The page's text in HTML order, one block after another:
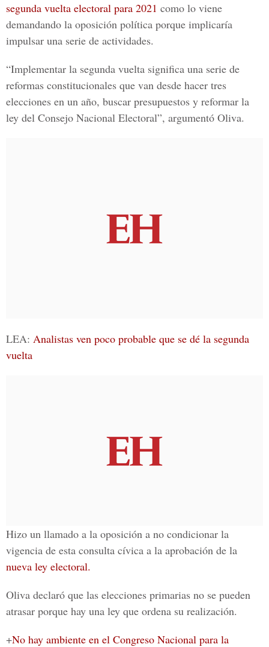
segunda vuelta electoral para 2021 como lo viene
demandando la oposición política porque implicaría
impulsar una serie de actividades.
“Implementar la segunda vuelta significa una serie de
reformas constitucionales que van desde hacer tres
elecciones en un año, buscar presupuestos y reformar la
ley del Consejo Nacional Electoral”, argumentó Oliva.
LEA: Analistas ven poco probable que se dé la segunda
vuelta
Hizo un llamado a la oposición a no condicionar la
vigencia de esta consulta cívica a la aprobación de la
nueva ley electoral.
Oliva declaró que las elecciones primarias no se pueden
atrasar porque hay una ley que ordena su realización.
+No hay ambiente en el Congreso Nacional para la